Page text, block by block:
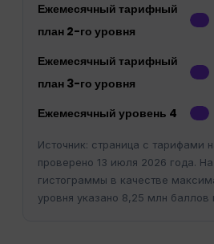
Ежемесячный тарифный
план 2-го уровня
Ежемесячный тарифный
план 3-го уровня
Ежемесячный уровень 4
Источник: страница с тарифами
проверено 13 июля 2026 года.
гистограммы в качестве
уровня указано 8,25 млн баллов